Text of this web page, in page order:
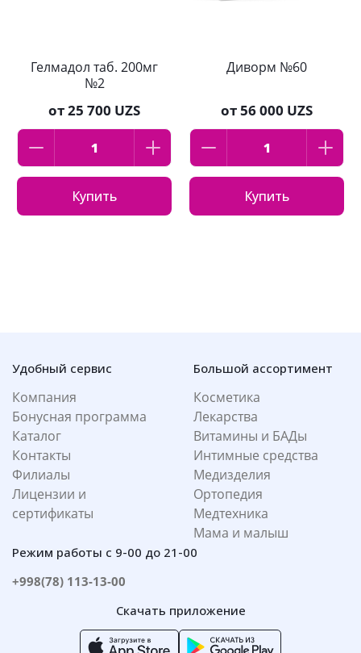
Гелмадол таб. 200мг
№2
от25 700 UZS
Купить
Диворм №60
от56 000 UZS
Купить
Удобный сервис
Компания
Бонусная программа
Каталог
Контакты
Филиалы
Лицензии и
сертификаты
Большой ассортимент
Косметика
Лекарства
Витамины и БАДы
Интимные средства
Медизделия
Ортопедия
Медтехника
Мама и малыш
Режим работы с 9-00 до 21-00
+998(78) 113-13-00
Скачать приложение